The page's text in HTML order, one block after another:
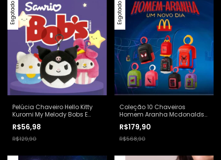
Esgotado
Pelúcia Chaveiro Hello Kitty
Kuromi My Melody Bobs E
R$56,98
R$129,90
Esgotado
Coleção 10 Chaveiros
Homem Aranha Mcdonalds
R$179,90
R$568,90